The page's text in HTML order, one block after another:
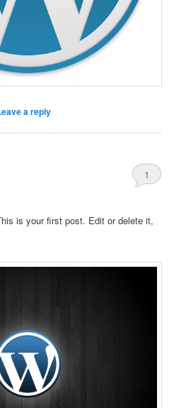
a reply
1
is your first post. Edit or delete it,